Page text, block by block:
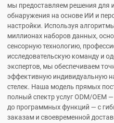
мы предоставляем решения для
обнаружения на основе ИИ и
настройки. Используя
миллионах наборов данных,
сенсорную технологию,
исследовательскую команду и
экспертов, мы обеспечиваем
эффективную индивидуальную
стелек. Наша модель прямых
полный спектр услуг ODM/OEM
до программных функций — с
заказам и своевременной